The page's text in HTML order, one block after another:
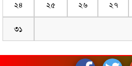
২৪ ২৫ ২৬ ২৭
৩১